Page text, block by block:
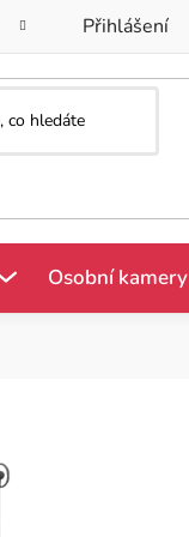
Přihlášení
Osobní kamery